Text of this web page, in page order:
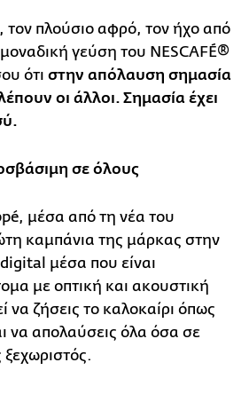
τον πλούσιο αφρό, τον ήχο από
γεύση του NESCAFÉ®
ότι στην απόλαυση σημασία
οι άλλοι. Σημασία έχει
σε όλους
μέσα από τη νέα του
καμπάνια της μάρκας στην
μέσα που είναι
με οπτική και ακουστική
να ζήσεις το καλοκαίρι όπως
να απολαύσεις όλα όσα σε
ξεχωριστός.